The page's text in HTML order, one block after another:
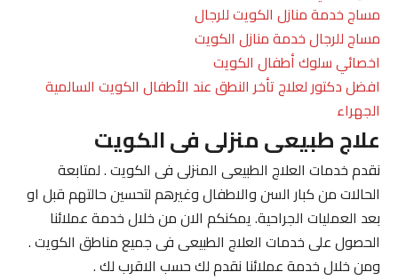
مساج خدمة منازل الكويت للرجال
مساج للرجال خدمة منازل الكويت
اخصائي سلوك أطفال الكويت
افضل دكتور لعلاج تأخر النطق عند الأطفال الكويت السالمية
الجهراء
علاج طبيعى منزلى فى الكويت
نقدم خدمات العلاج الطبيعى المنزلى فى الكويت . لمتابعة
الحالات من كبار السن والاطفال وغيرهم لتحسين حالتهم قبل او
بعد العمليات الجراحية. يمكنكم الان من خلال خدمة عملائنا
الحصول على خدمات العلاج الطبيعى فى جميع مناطق الكويت .
ومن خلال خدمة عملائنا نقدم لك حسب الاقرب لك .